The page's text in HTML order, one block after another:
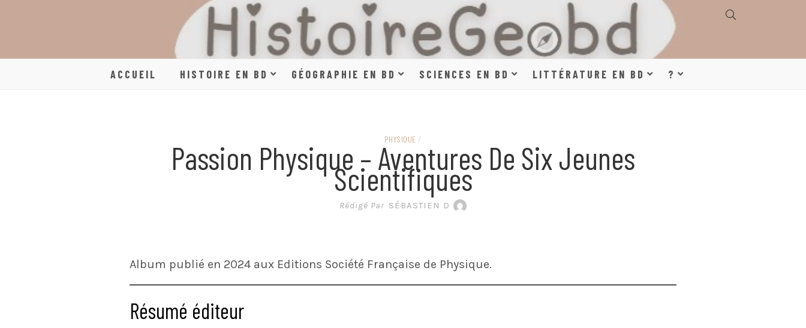
HISTOIRE, GÉOGRAPHIE,
SCIENCES, LITTÉRATURE
EN BANDE DESSINÉE
ACCUEIL HISTOIRE EN BD GÉOGRAPHIE EN BD SCIENCES EN BD LITTÉRATURE EN BD ?
PHYSIQUE /
Passion Physique – Aventures De Six Jeunes
Scientifiques
Rédigé Par SÉBASTIEN D
Album publié en 2024 aux Editions Société Française de Physique.
Résumé éditeur